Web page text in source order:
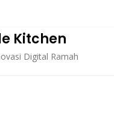
Kitchen
Digital Ramah